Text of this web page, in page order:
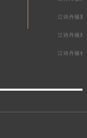
江诗丹顿重
江诗丹顿郑
江诗丹顿长